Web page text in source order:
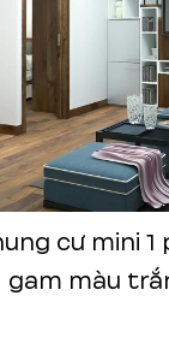
cư mini 1
gam màu